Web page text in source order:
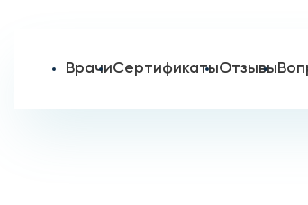
ВрачиСертификатыОтзывы